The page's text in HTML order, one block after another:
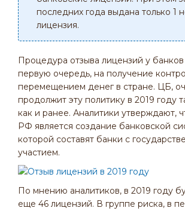
последних года выдана только 1
лицензия.
Процедура отзыва лицензий у
первую очередь, на получение
перемещением денег в стране. ЦБ,
продолжит эту политику в 2019 году
как и ранее. Аналитики утверждают,
РФ является создание банковской
которой составят банки с
участием.
По мнению аналитиков, в 2019 году
еще 46 лицензий. В группе риска, в